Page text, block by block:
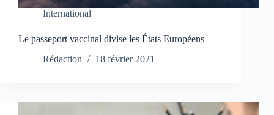
International
Le passeport vaccinal divise les États Européens
Rédaction
18 février 2021